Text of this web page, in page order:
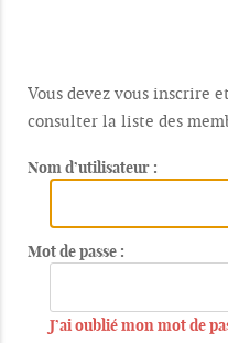
Vous devez vous inscrire
consulter la liste des
Nom d’utilisateur :
Mot de passe :
J’ai oublié mon mot de